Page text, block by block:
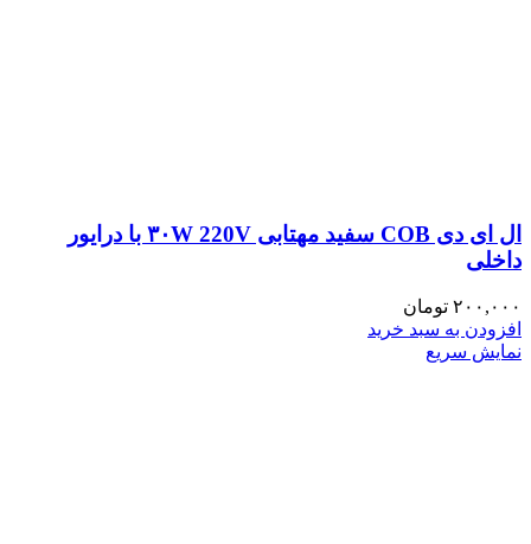
ال ای دی COB سفید مهتابی ۳۰W 220V با درایور
داخلی
۲۰۰,۰۰۰ تومان
افزودن به سبد خرید
نمایش سریع